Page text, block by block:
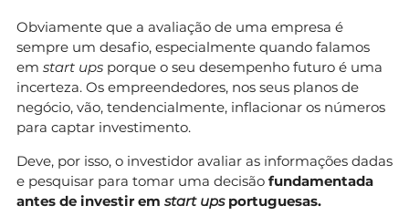
Obviamente que a avaliação de uma empresa é
sempre um desafio, especialmente quando falamos
em start ups porque o seu desempenho futuro é uma
incerteza. Os empreendedores, nos seus planos de
negócio, vão, tendencialmente, inflacionar os números
para captar investimento.
Deve, por isso, o investidor avaliar as informações dadas
e pesquisar para tomar uma decisão fundamentada
antes de investir em start ups portuguesas.